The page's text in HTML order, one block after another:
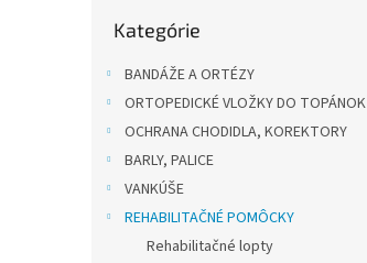
kategórie
Kategórie
BANDÁŽE A ORTÉZY
ORTOPEDICKÉ VLOŽKY DO TOPÁNOK
OCHRANA CHODIDLA, KOREKTORY
BARLY, PALICE
VANKÚŠE
REHABILITAČNÉ POMÔCKY
Rehabilitačné lopty